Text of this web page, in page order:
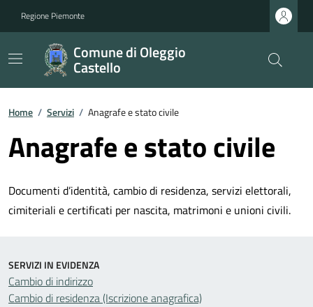
Regione Piemonte
Comune di Oleggio
Castello
Home / Servizi / Anagrafe e stato civile
Anagrafe e stato civile
Documenti d’identità, cambio di residenza, servizi elettorali,
cimiteriali e certificati per nascita, matrimoni e unioni civili.
SERVIZI IN EVIDENZA
Cambio di indirizzo
Cambio di residenza (Iscrizione anagrafica)